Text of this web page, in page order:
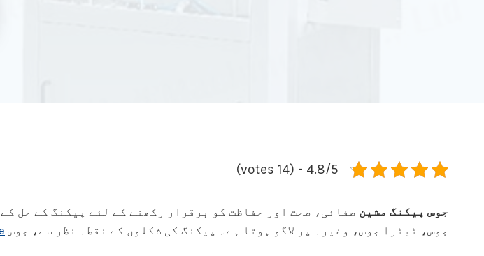
4.8/5 - (14 votes)
جوس پیکنگ مشین صفائی، صحت اور حفاظت کو برقرار رکھنے کے لئے پیکنگ کے حل
جوس، ٹیٹرا جوس، وغیرہ پر لاگو ہوتا ہے۔ پیکنگ کی شکلوں کے نقطہ نظر سے، جوس